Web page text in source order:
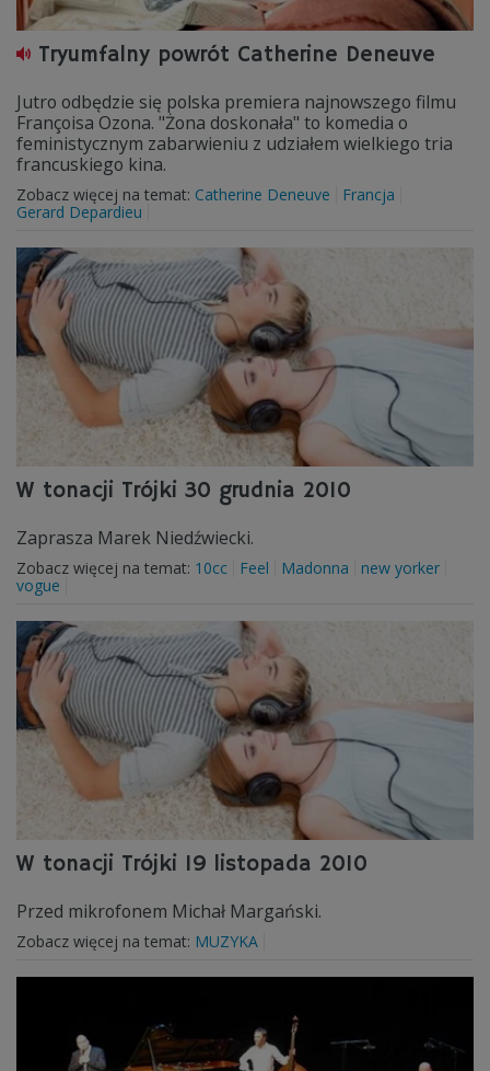
Tryumfalny powrót Catherine Deneuve
Jutro odbędzie się polska premiera najnowszego filmu
Françoisa Ozona. "Żona doskonała" to komedia o
feministycznym zabarwieniu z udziałem wielkiego tria
francuskiego kina.
Zobacz więcej na temat: Catherine Deneuve
Francja
Gerard Depardieu
W tonacji Trójki 30 grudnia 2010
Zaprasza Marek Niedźwiecki.
Zobacz więcej na temat: 10cc Feel Madonna
new yorker
vogue
W tonacji Trójki 19 listopada 2010
Przed mikrofonem Michał Margański.
Zobacz więcej na temat: MUZYKA